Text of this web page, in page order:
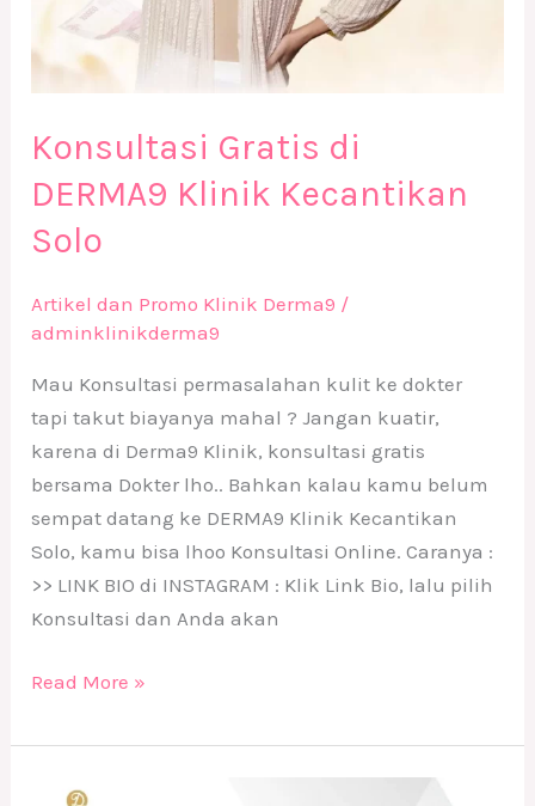
Konsultasi Gratis di
DERMA9 Klinik Kecantikan
Solo
Artikel dan Promo Klinik Derma9 /
adminklinikderma9
Mau Konsultasi permasalahan kulit ke dokter
tapi takut biayanya mahal ? Jangan kuatir,
karena di Derma9 Klinik, konsultasi gratis
bersama Dokter lho.. Bahkan kalau kamu belum
sempat datang ke DERMA9 Klinik Kecantikan
Solo, kamu bisa lhoo Konsultasi Online. Caranya :
>> LINK BIO di INSTAGRAM : Klik Link Bio, lalu pilih
Konsultasi dan Anda akan
Read More »
Treatment